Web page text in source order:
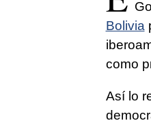
Bolivia
como
Así lo